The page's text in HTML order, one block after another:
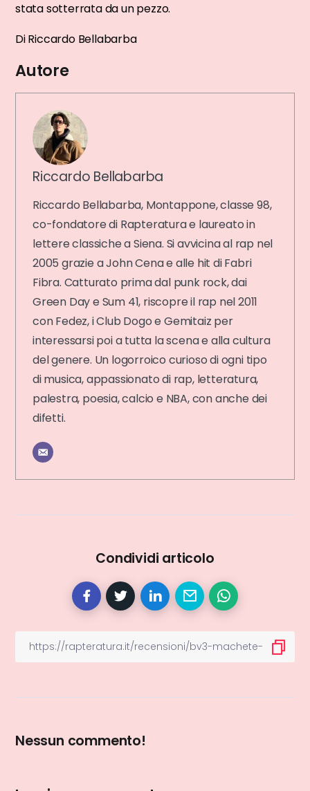
stata sotterrata da un pezzo.
Di Riccardo Bellabarba
Autore
Riccardo Bellabarba
Riccardo Bellabarba, Montappone, classe 98,
co-fondatore di Rapteratura e laureato in
lettere classiche a Siena. Si avvicina al rap nel
2005 grazie a John Cena e alle hit di Fabri
Fibra. Catturato prima dal punk rock, dai
Green Day e Sum 41, riscopre il rap nel 2011
con Fedez, i Club Dogo e Gemitaiz per
interessarsi poi a tutta la scena e alla cultura
del genere. Un logorroico curioso di ogni tipo
di musica, appassionato di rap, letteratura,
palestra, poesia, calcio e NBA, con anche dei
difetti.
Condividi articolo
Nessun commento!